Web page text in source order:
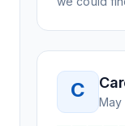
day, but I
understand
weeks, but
C
May